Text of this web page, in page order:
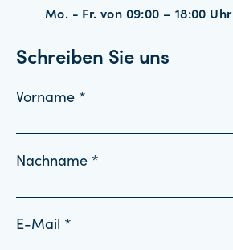
Mo. - Fr. von 09:00 – 18:00 Uhr
Schreiben Sie uns
Vorname *
Nachname *
E-Mail *